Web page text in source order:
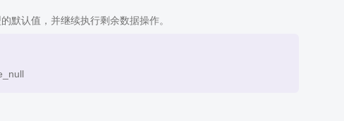
默认值，并继续执行剩余数据操作。